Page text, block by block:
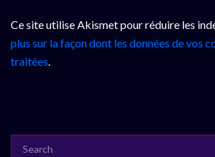
Ce site utilise Akismet pour réduire les
plus sur la façon dont les données de vos
traitées.
FOR: